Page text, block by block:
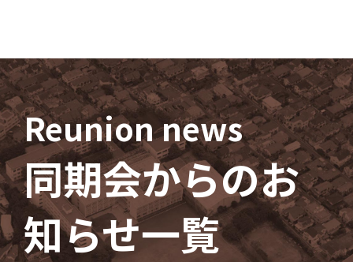
Reunion news
同期会からのお
知らせ一覧